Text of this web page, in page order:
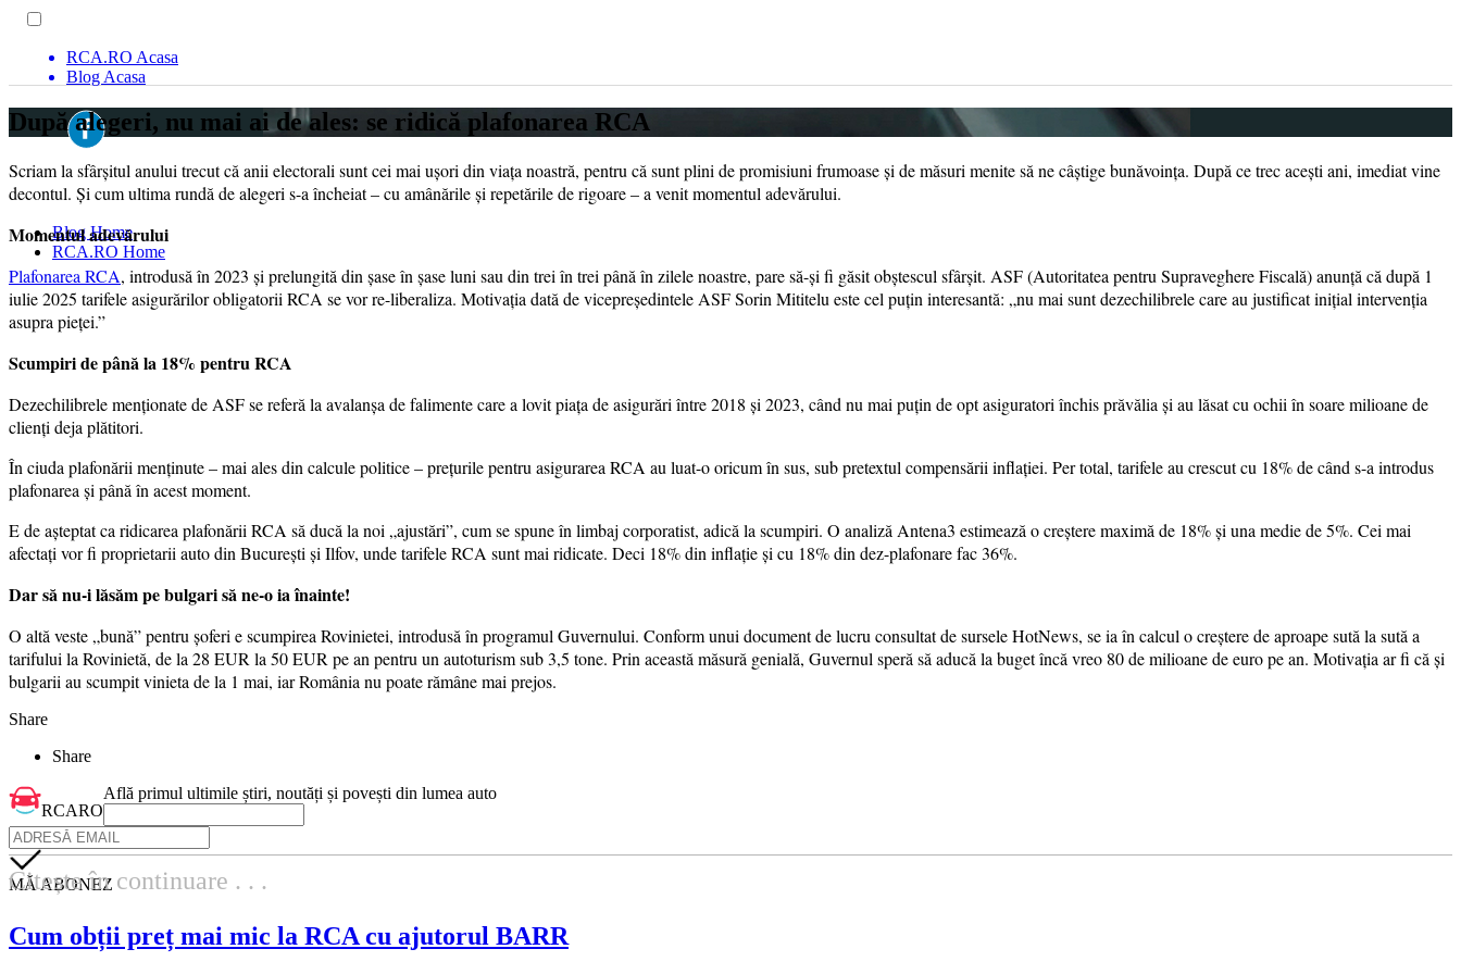
RCA.RO Acasa
Blog Acasa
Blog Home
RCA.RO Home
După alegeri, nu mai ai de ales: se ridică plafonarea RCA
Scriam la sfârșitul anului trecut că anii electorali sunt cei mai ușori din viața noastră, pentru că sunt plini de promisiuni frumoase și de măsuri menite să ne câștige bunăvoința. După ce trec acești ani, imediat vine
decontul. Și cum ultima rundă de alegeri s-a încheiat – cu amânările și repetările de rigoare – a venit momentul adevărului.
Momentul adevărului
Plafonarea RCA, introdusă în 2023 și prelungită din șase în șase luni sau din trei în trei până în zilele noastre, pare să-și fi găsit obștescul sfârșit. ASF (Autoritatea pentru Supraveghere Fiscală) anunță că după 1
iulie 2025 tarifele asigurărilor obligatorii RCA se vor re-liberaliza. Motivația dată de vicepreședintele ASF Sorin Mititelu este cel puțin interesantă: „nu mai sunt dezechilibrele care au justificat inițial intervenția
asupra pieței.”
Scumpiri de până la 18% pentru RCA
Dezechilibrele menționate de ASF se referă la avalanșa de falimente care a lovit piața de asigurări între 2018 și 2023, când nu mai puțin de opt asiguratori închis prăvălia și au lăsat cu ochii în soare milioane de
clienți deja plătitori.
În ciuda plafonării menținute – mai ales din calcule politice – prețurile pentru asigurarea RCA au luat-o oricum în sus, sub pretextul compensării inflației. Per total, tarifele au crescut cu 18% de când s-a introdus
plafonarea și până în acest moment.
E de așteptat ca ridicarea plafonării RCA să ducă la noi „ajustări”, cum se spune în limbaj corporatist, adică la scumpiri. O analiză Antena3 estimează o creștere maximă de 18% și una medie de 5%. Cei mai
afectați vor fi proprietarii auto din București și Ilfov, unde tarifele RCA sunt mai ridicate. Deci 18% din inflație și cu 18% din dez-plafonare fac 36%.
Dar să nu-i lăsăm pe bulgari să ne-o ia înainte!
O altă veste „bună” pentru șoferi e scumpirea Rovinietei, introdusă în programul Guvernului. Conform unui document de lucru consultat de sursele HotNews, se ia în calcul o creștere de aproape sută la sută a
tarifului la Rovinietă, de la 28 EUR la 50 EUR pe an pentru un autoturism sub 3,5 tone. Prin această măsură genială, Guvernul speră să aducă la buget încă vreo 80 de milioane de euro pe an. Motivația ar fi că și
bulgarii au scumpit vinieta de la 1 mai, iar România nu poate rămâne mai prejos.
Share
Share
RCARO
Află primul ultimile știri, noutăți și povești din lumea auto
MĂ ABONEZ
Citește în continuare . . .
Cum obții preț mai mic la RCA cu ajutorul BARR